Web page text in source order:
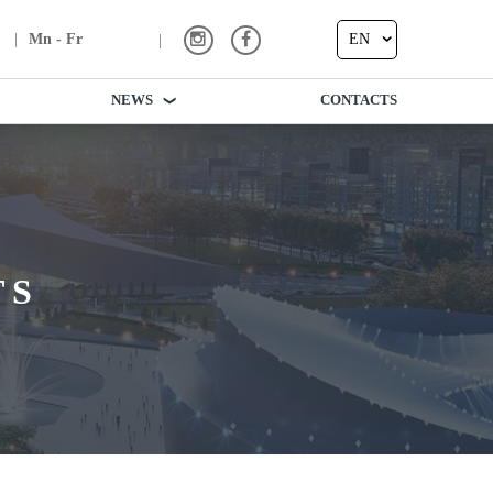
NEWS CONTACTS
Mn - Fr EN
EN